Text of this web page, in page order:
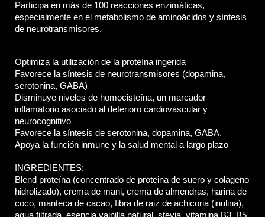
Participa en más de 100 reacciones enzimáticas,
especialmente en el metabolismo de aminoácidos y síntesis
de neurotransmisores.
Optimiza la utilización de la proteína ingerida
Favorece la síntesis de neurotransmisores (dopamina,
serotonina, GABA)
Disminuye niveles de homocisteína, un marcador
inflamatorio asociado al deterioro cardiovascular y
neurocognitivo
Favorece la síntesis de serotonina, dopamina, GABA.
Apoya la función inmune y la salud mental a largo plazo
INGREDIENTES:
Blend proteína (concentrado de proteina de suero y colageno
hidrolizado), crema de mani, crema de almendras, harina de
coco, manteca de cacao, fibra de raiz de achicoria (inulina),